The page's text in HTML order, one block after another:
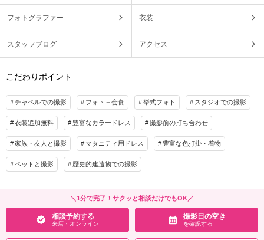
フォトグラファー 衣装
スタッフブログ アクセス
こだわりポイント
チャペルでの撮影 フォト＋会食 挙式フォト スタジオでの撮影
衣装追加無料 豊富なカラードレス 撮影前の打ち合わせ
家族・友人と撮影 マタニティ用ドレス 豊富な色打掛・着物
ペットと撮影 歴史的建造物での撮影
＼1分で完了！サクッと相談だけでもOK／
相談予約する
来店・オンライン
撮影日の空き
を確認する